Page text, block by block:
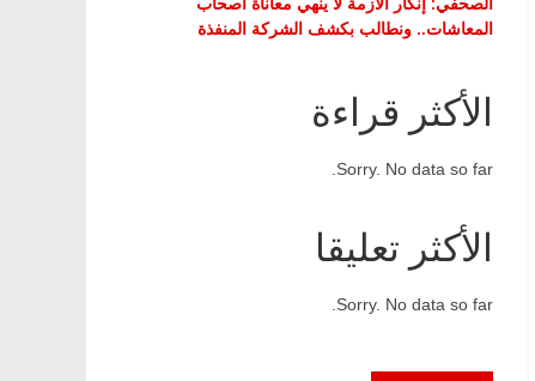
المعاشات.. ونطالب بكشف الشركة المنفذة
الأكثر قراءة
Sorry. No data so far.
الأكثر تعليقا
Sorry. No data so far.